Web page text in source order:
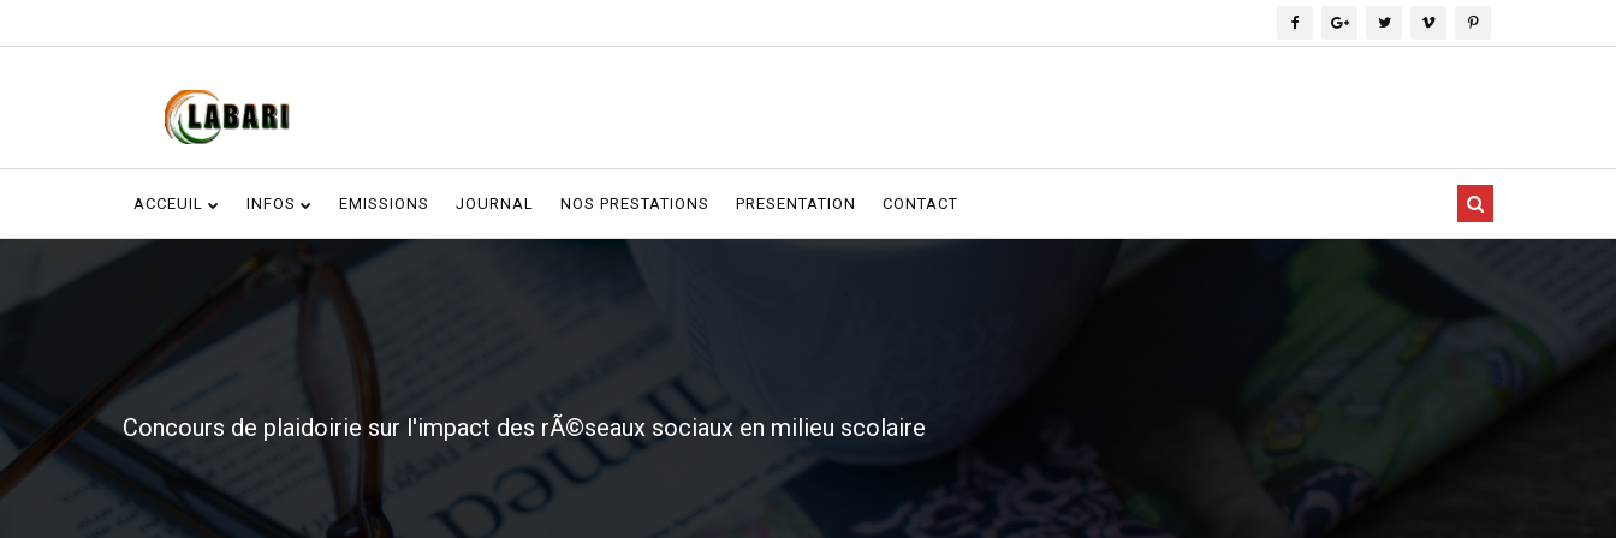
ACCEUIL INFOS EMISSIONS JOURNAL NOS PRESTATIONS PRESENTATION CONTACT
Concours de plaidoirie sur l'impact des rÃ©seaux sociaux en milieu scolaire